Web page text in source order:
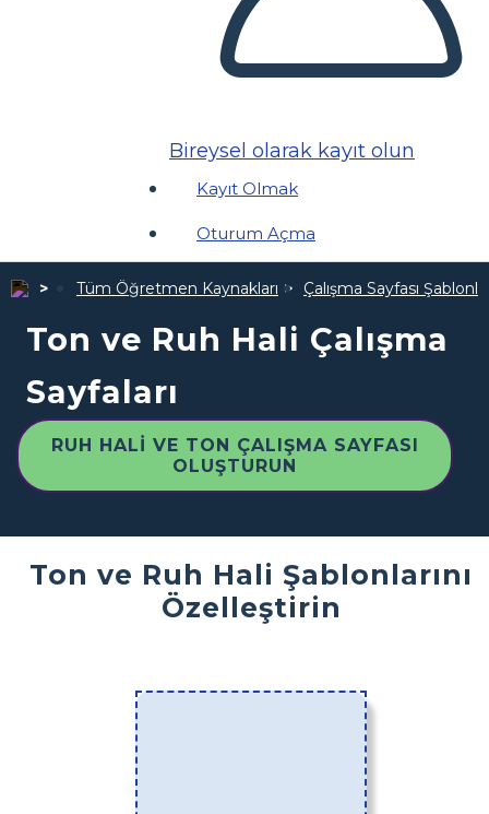
Bireysel olarak kayıt olun
Kayıt Olmak
Oturum Açma
Tüm Öğretmen Kaynakları Çalışma Sayfası
Ton ve Ruh Hali Çalışma
Sayfaları
RUH HALI VE TON ÇALIŞMA SAYFASI
OLUŞTURUN
Ton ve Ruh Hali Şablonlarını
Özelleştirin